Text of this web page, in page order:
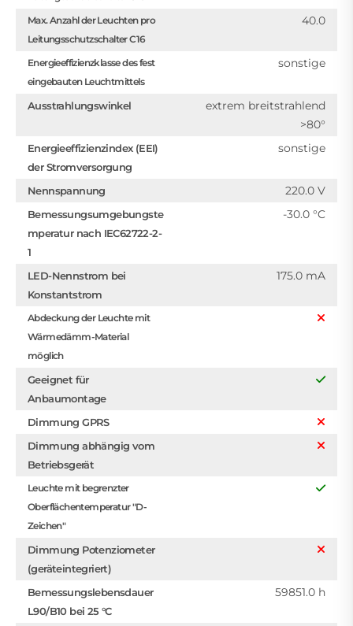
Max. Anzahl der Leuchten pro
Leitungsschutzschalter C16
40.0
Energieeffizienzklasse des fest
eingebauten Leuchtmittels
sonstige
Ausstrahlungswinkel
extrem breitstrahlend
>80°
Energieeffizienzindex (EEI)
der Stromversorgung
sonstige
Nennspannung 220.0 V
Bemessungsumgebungste
mperatur nach IEC62722-2-
1
-30.0 °C
LED-Nennstrom bei
Konstantstrom
175.0 mA
Abdeckung der Leuchte mit
Wärmedämm-Material
möglich
Geeignet für
Anbaumontage
Dimmung GPRS
Dimmung abhängig vom
Betriebsgerät
Leuchte mit begrenzter
Oberflächentemperatur "D-
Zeichen"
Dimmung Potenziometer
(geräteintegriert)
Bemessungslebensdauer
L90/B10 bei 25 °C
59851.0 h